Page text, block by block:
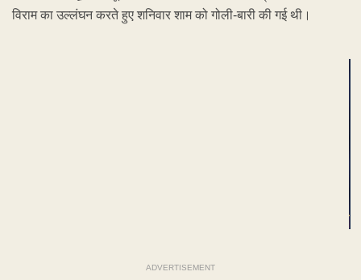
विराम का उल्लंघन करते हुए शनिवार शाम को गोली-बारी की गई थी।
ADVERTISEMENT